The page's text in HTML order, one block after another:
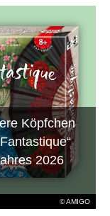
© AMIGO
Köpfchen
2026